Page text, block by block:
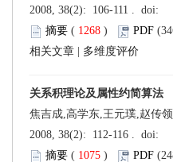
( )
焦吉成,高学东,王元璞,赵传领
( )